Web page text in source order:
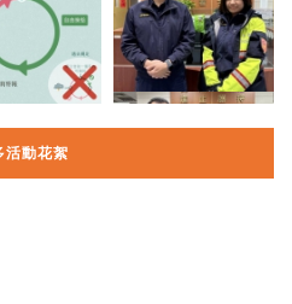
活動花絮